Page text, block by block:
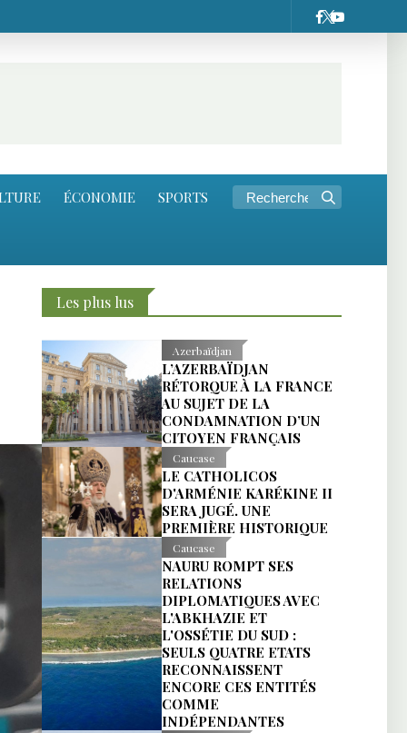
ÉCONOMIE SPORTS
Les plus lus
Azerbaïdjan
L’AZERBAÏDJAN
RÉTORQUE À LA FRANCE
AU SUJET DE LA
CONDAMNATION D’UN
CITOYEN FRANÇAIS
Caucase
LE CATHOLICOS
D'ARMÉNIE KARÉKINE II
SERA JUGÉ. UNE
PREMIÈRE HISTORIQUE
Caucase
NAURU ROMPT SES
RELATIONS
DIPLOMATIQUES AVEC
L'ABKHAZIE ET
L'OSSÉTIE DU SUD :
SEULS QUATRE ETATS
RECONNAISSENT
ENCORE CES ENTITÉS
COMME
INDÉPENDANTES